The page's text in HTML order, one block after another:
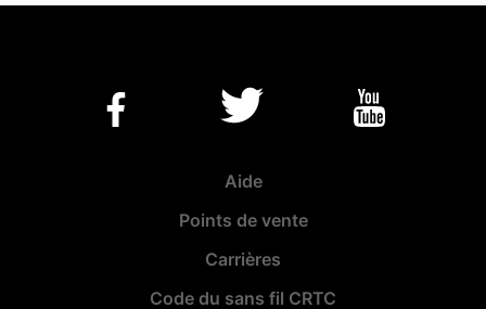
Aide
Points de vente
Carrières
Code du sans fil CRTC